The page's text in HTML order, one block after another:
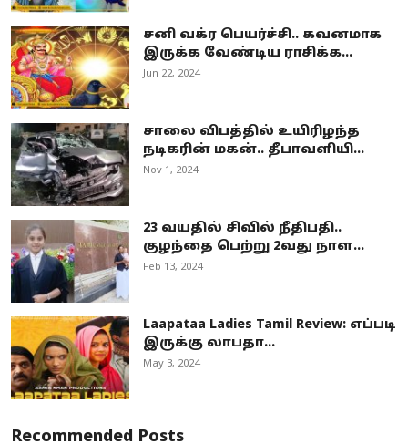
சனி வக்ர பெயர்ச்சி.. கவனமாக
இருக்க வேண்டிய ராசிக்க...
Jun 22, 2024
சாலை விபத்தில் உயிரிழந்த
நடிகரின் மகன்.. தீபாவளியி...
Nov 1, 2024
23 வயதில் சிவில் நீதிபதி..
குழந்தை பெற்று 2வது நாள...
Feb 13, 2024
Laapataa Ladies Tamil Review: எப்படி
இருக்கு லாபதா...
May 3, 2024
Recommended Posts